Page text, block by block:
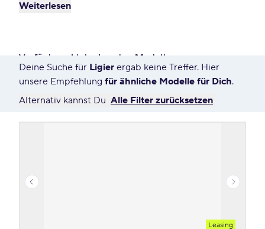
Ligier Leasing eine praktische und beliebte Lösung
monatlich für Privat und Gewerbekunden.
Weiterlesen
Verfügbare Ligier Leasing Modelle
7557 Angebote für Deine Suche
Deine Suche für Ligier ergab keine Treffer. Hier
unsere Empfehlung für ähnliche Modelle für Dich.
Alternativ kannst Du Alle Filter zurücksetzen
Leasing